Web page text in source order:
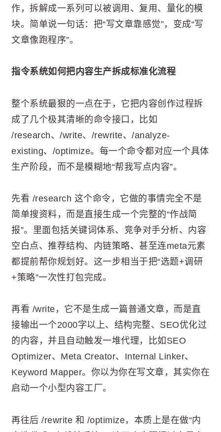
作，拆解成一系列可以被调用、复用、量化的模
块。简单说一句话：把“写文章靠感觉”，变成“写
文章像跑程序”。
指令系统如何把内容生产拆成标准化流程
整个系统最狠的一点在于，它把内容创作过程拆
成了几个极其清晰的命令接口，比如
/research、/write、/rewrite、/analyze-
existing、/optimize。每一个命令都对应一个具体
生产阶段，而不是模糊地“帮我写点内容”。
先看 /research 这个命令，它做的事情完全不是
简单搜资料，而是直接生成一个完整的“作战简
报”。里面包括关键词体系、竞争对手分析、内容
空白点、推荐结构、内链策略、甚至连meta元素
都提前帮你规划好。这一步相当于把“选题+调研
+策略”一次性打包完成。
再看 /write，它不是生成一篇普通文章，而是直
接输出一个2000字以上、结构完整、SEO优化过
的内容，并且自动触发一堆代理，比如SEO
Optimizer、Meta Creator、Internal Linker、
Keyword Mapper。你以为你在写文章，其实你在
启动一个小型内容工厂。
再往后 /rewrite 和 /optimize，本质上是在做“内